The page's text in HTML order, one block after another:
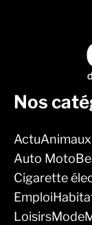
Nos
ActuAnimaux
Auto Moto
Cigarette
Emploi
LoisirsMode